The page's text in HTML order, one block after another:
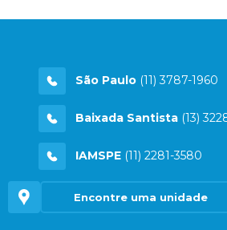
São Paulo (11) 3787-1960
Baixada Santista (13)
IAMSPE (11) 2281-3580
Encontre uma unidade